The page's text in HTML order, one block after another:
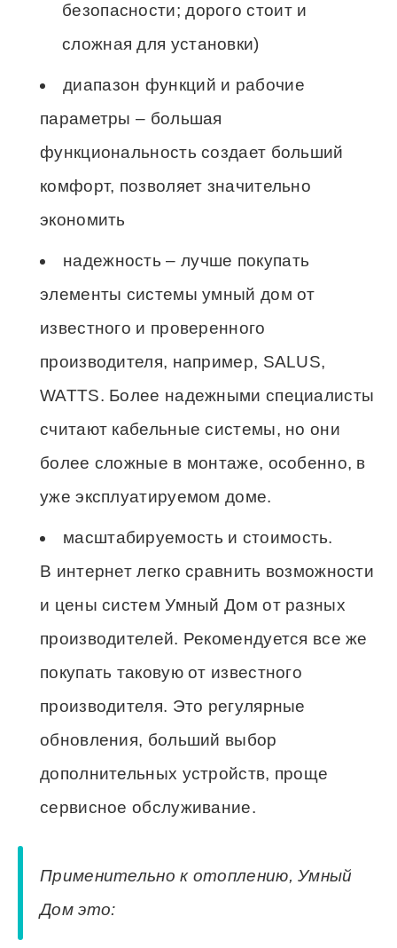
безопасности; дорого стоит и
сложная для установки)
диапазон функций и рабочие
параметры – большая
функциональность создает больший
комфорт, позволяет значительно
экономить
надежность – лучше покупать
элементы системы умный дом от
известного и проверенного
производителя, например, SALUS,
WATTS. Более надежными специалисты
считают кабельные системы, но они
более сложные в монтаже, особенно, в
уже эксплуатируемом доме.
масштабируемость и стоимость.
В интернет легко сравнить возможности
и цены систем Умный Дом от разных
производителей. Рекомендуется все же
покупать таковую от известного
производителя. Это регулярные
обновления, больший выбор
дополнительных устройств, проще
сервисное обслуживание.
Применительно к отоплению, Умный
Дом это: